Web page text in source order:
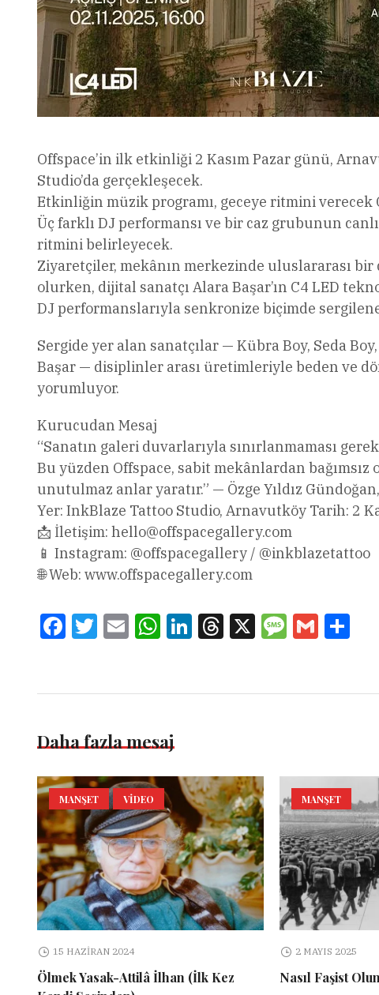
Offspace’in ilk etkinliği 2 Kasım Pazar günü,
Studio’da gerçekleşecek.
Etkinliğin müzik programı, geceye ritmini
Üç farklı DJ performansı ve bir caz grubunun
ritmini belirleyecek.
Ziyaretçiler, mekânın merkezinde uluslararası bir
olurken, dijital sanatçı Alara Başar’ın C4 LED
DJ performanslarıyla senkronize biçimde
Sergide yer alan sanatçılar — Kübra Boy, Seda
Başar — disiplinler arası üretimleriyle beden ve
yorumluyor.
Kurucudan Mesaj
“Sanatın galeri duvarlarıyla sınırlanmaması
Bu yüzden Offspace, sabit mekânlardan
unutulmaz anlar yaratır.” — Özge Yıldız
Yer: InkBlaze Tattoo Studio, Arnavutköy Tarih: 2
📩 İletişim: hello@offspacegallery.com
📱 Instagram: @offspacegallery / @inkblazetattoo
🌐 Web: www.offspacegallery.com
FacebookTwitterEmail WhatsAppLinkedInThreads
X Message
Gmail
Daha fazla mesaj
MANŞET VIDEO
15 HAZIRAN 2024
Ölmek Yasak-Attilâ İlhan (İlk Kez
MANŞET
2 MAYIS 2025
Nasıl Faşist